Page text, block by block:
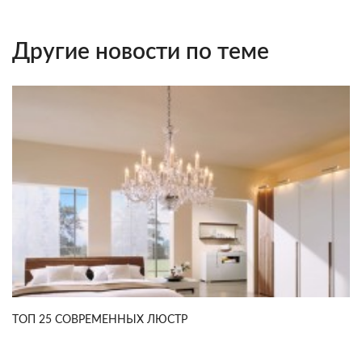
Другие новости по теме
ТОП 25 СОВРЕМЕННЫХ ЛЮСТР